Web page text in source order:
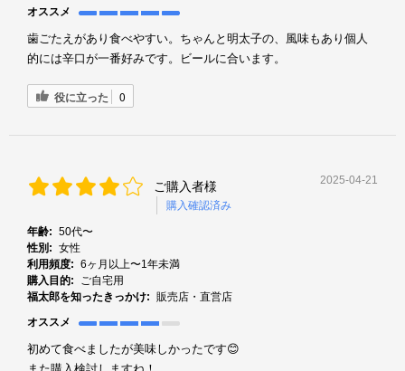
オススメ
歯ごたえがあり食べやすい。ちゃんと明太子の、風味もあり個人
的には辛口が一番好みです。ビールに合います。
役に立った 0
ご購入者様
購入確認済み
2025-04-21
年齢: 50代〜
性別: 女性
利用頻度: 6ヶ月以上〜1年未満
購入目的:
ご自宅用
福太郎を知ったきっかけ: 販売店・直営店
オススメ
初めて食べましたが美味しかったです😊